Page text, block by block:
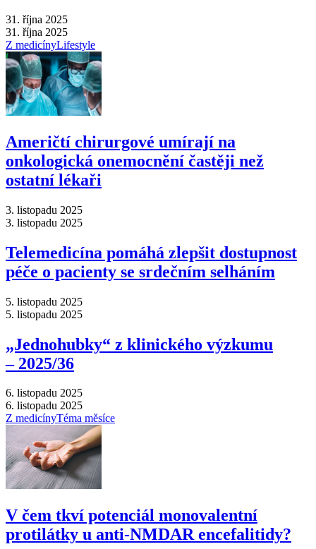
31. října 2025
31. října 2025
Z medicínyLifestyle
Američtí chirurgové umírají na
onkologická onemocnění častěji než
ostatní lékaři
3. listopadu 2025
3. listopadu 2025
Telemedicína pomáhá zlepšit dostupnost
péče o pacienty se srdečním selháním
5. listopadu 2025
5. listopadu 2025
„Jednohubky“ z klinického výzkumu
–⁠ 2025/36
6. listopadu 2025
6. listopadu 2025
Z medicínyTéma měsíce
V čem tkví potenciál monovalentní
protilátky u anti-NMDAR encefalitidy?